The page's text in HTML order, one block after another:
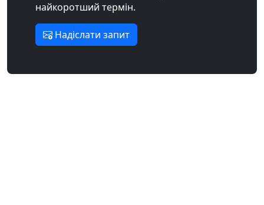
найкоротший термін.
Надіслати запит